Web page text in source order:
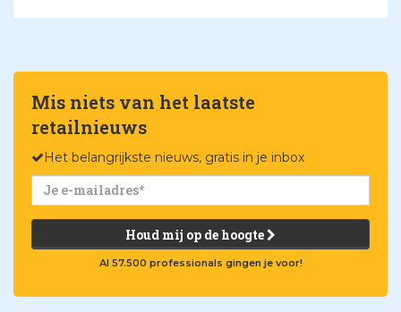
Mis niets van het laatste
retailnieuws
Het belangrijkste nieuws, gratis in je inbox
Houd mij op de hoogte
Al 57.500 professionals gingen je voor!